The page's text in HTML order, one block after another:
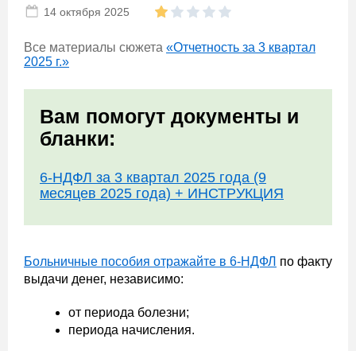
14 октября 2025
Все материалы сюжета «Отчетность за 3 квартал
2025 г.»
Вам помогут документы и
бланки:
6-НДФЛ за 3 квартал 2025 года (9
месяцев 2025 года) + ИНСТРУКЦИЯ
Больничные пособия отражайте в 6-НДФЛ по факту
выдачи денег, независимо:
от периода болезни;
периода начисления.